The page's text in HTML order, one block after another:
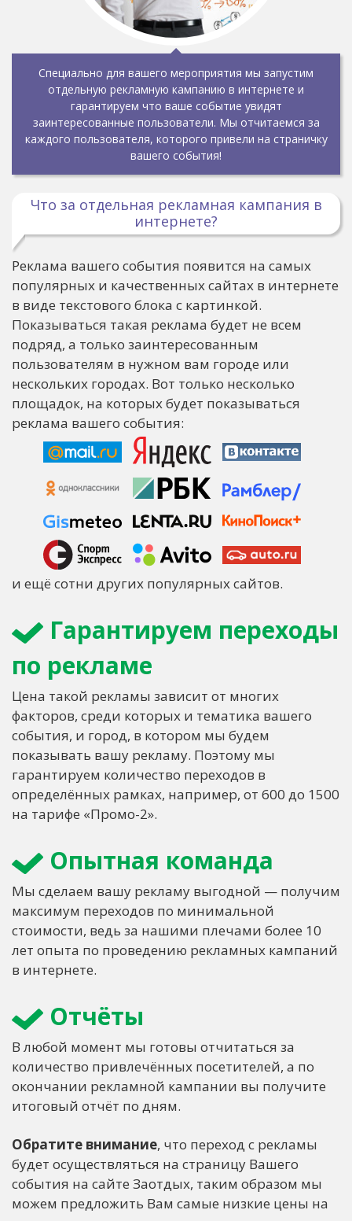
Специально для вашего мероприятия мы запустим
отдельную рекламную кампанию в интернете и
гарантируем что ваше событие увидят
заинтересованные пользователи. Мы отчитаемся за
каждого пользователя, которого привели на страничку
вашего события!
Что за отдельная рекламная кампания в
интернете?
Реклама вашего события появится на самых
популярных и качественных сайтах в интернете
в виде текстового блока с картинкой.
Показываться такая реклама будет не всем
подряд, а только заинтересованным
пользователям в нужном вам городе или
нескольких городах. Вот только несколько
площадок, на которых будет показываться
реклама вашего события:
и ещё сотни других популярных сайтов.
Гарантируем переходы
по рекламе
Цена такой рекламы зависит от многих
факторов, среди которых и тематика вашего
события, и город, в котором мы будем
показывать вашу рекламу. Поэтому мы
гарантируем количество переходов в
определённых рамках, например, от 600 до 1500
на тарифе «Промо-2».
Опытная команда
Мы сделаем вашу рекламу выгодной — получим
максимум переходов по минимальной
стоимости, ведь за нашими плечами более 10
лет опыта по проведению рекламных кампаний
в интернете.
Отчёты
В любой момент мы готовы отчитаться за
количество привлечённых посетителей, а по
окончании рекламной кампании вы получите
итоговый отчёт по дням.
Обратите внимание, что переход с рекламы
будет осуществляться на страницу Вашего
события на сайте Заотдых, таким образом мы
можем предложить Вам самые низкие цены на